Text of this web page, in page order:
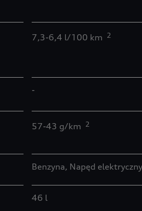
7,3-6,4 l/100 km 2
-
57-43 g/km 2
Benzyna, Napęd elektryczny
46 l